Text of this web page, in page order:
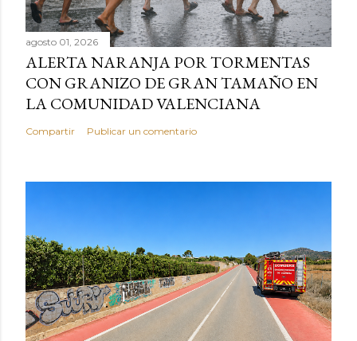
agosto 01, 2026
ALERTA NARANJA POR TORMENTAS
CON GRANIZO DE GRAN TAMAÑO EN
LA COMUNIDAD VALENCIANA
Compartir Publicar un comentario